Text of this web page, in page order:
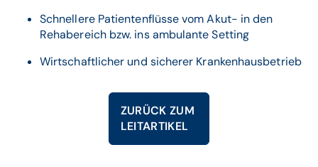
Schnellere Patientenflüsse vom Akut- in den
Rehabereich bzw. ins ambulante Setting
Wirtschaftlicher und sicherer Krankenhausbetrieb
ZURÜCK ZUM
LEITARTIKEL